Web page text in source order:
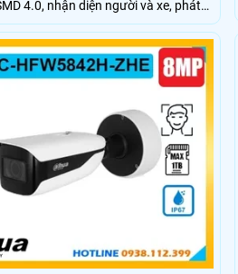
4.0, nhận diện người và xe, phát
ống kinh có thẻ zoom thay đổi tiêu
ban đêm khoảng cách 60m, có
báo động giả